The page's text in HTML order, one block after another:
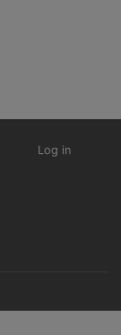
Log in